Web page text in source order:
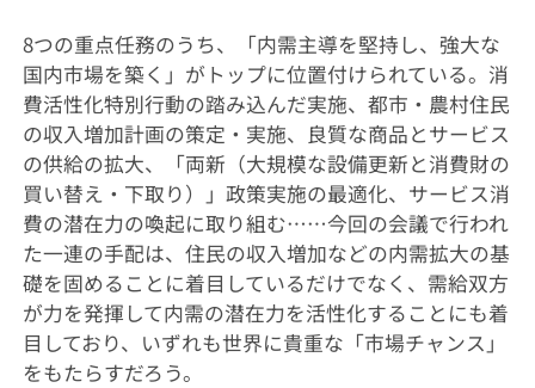
8つの重点任務のうち、「内需主導を堅持し、強大な
国内市場を築く」がトップに位置付けられている。消
費活性化特別行動の踏み込んだ実施、都市・農村住民
の収入増加計画の策定・実施、良質な商品とサービス
の供給の拡大、「両新（大規模な設備更新と消費財の
買い替え・下取り）」政策実施の最適化、サービス消
費の潜在力の喚起に取り組む……今回の会議で行われ
た一連の手配は、住民の収入増加などの内需拡大の基
礎を固めることに着目しているだけでなく、需給双方
が力を発揮して内需の潜在力を活性化することにも着
目しており、いずれも世界に貴重な「市場チャンス」
をもたらすだろう。